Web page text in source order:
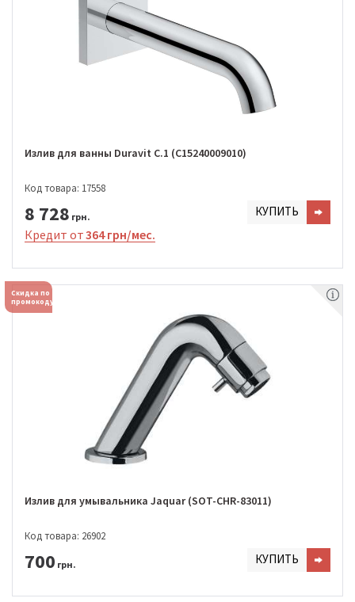
Излив для ванны Duravit C.1 (C15240009010)
Код товара: 17558
8 728 грн. КУПИТЬ
Кредит от364 грн/мес.
Скидка по
промокоду
Излив для умывальника Jaquar (SOT-CHR-83011)
Код товара: 26902
700 грн. КУПИТЬ